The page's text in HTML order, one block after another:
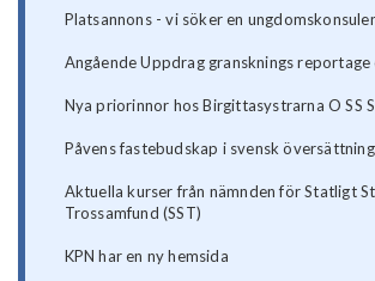
Platsannons - vi söker en
Angående Uppdrag gransknings reportage
Nya priorinnor hos Birgittasystrarna O SS S
Påvens fastebudskap i svensk översättning
Aktuella kurser från nämnden för Statligt
Trossamfund (SST)
KPN har en ny hemsida